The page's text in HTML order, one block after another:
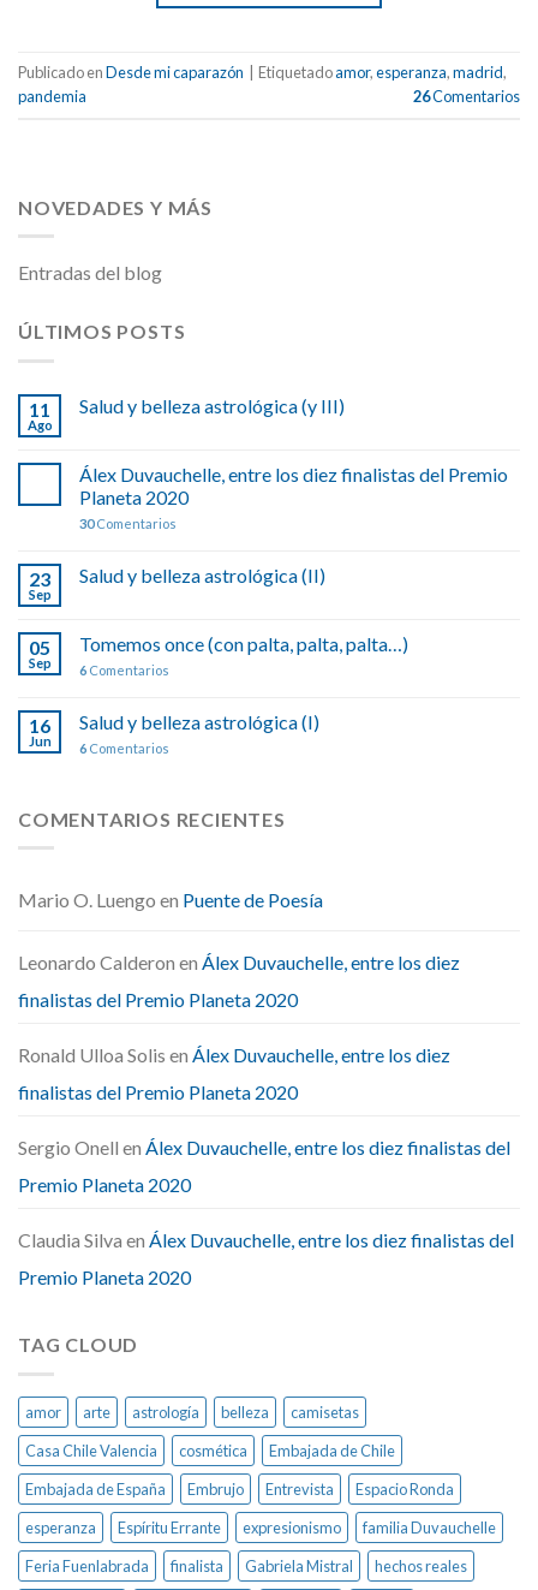
Publicado enDesde mi caparazón Etiquetadoamor,esperanza,madrid,
pandemia
26Comentarios
NOVEDADES Y MÁS
Entradas del blog
ÚLTIMOS POSTS
11
Ago
Salud y belleza astrológica (y III)
Álex Duvauchelle, entre los diez finalistas del Premio
Planeta 2020
30Comentarios
23
Sep
Salud y belleza astrológica (II)
05
Sep
Tomemos once (con palta, palta, palta…)
6 Comentarios
16
Jun
Salud y belleza astrológica (I)
6 Comentarios
COMENTARIOS RECIENTES
Mario O. Luengo en Puente de Poesía
Leonardo Calderon en Álex Duvauchelle, entre los diez
finalistas del Premio Planeta 2020
Ronald Ulloa Solis en Álex Duvauchelle, entre los diez
finalistas del Premio Planeta 2020
Sergio Onell en Álex Duvauchelle, entre los diez finalistas del
Premio Planeta 2020
Claudia Silva en Álex Duvauchelle, entre los diez finalistas del
Premio Planeta 2020
TAG CLOUD
amor arte astrología belleza
camisetas
Casa Chile Valencia
cosmética
Embajada de Chile
Embajada de España
Embrujo Entrevista
Espacio Ronda
esperanza
Espíritu Errante expresionismo
familia Duvauchelle
Feria Fuenlabrada
finalista Gabriela Mistral hechos reales